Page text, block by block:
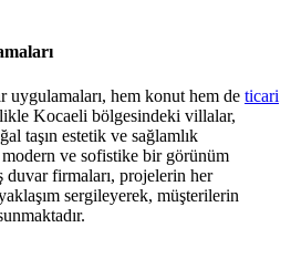
uygulamaları, hem konut hem de ticari
Kocaeli bölgesindeki villalar,
taşın estetik ve sağlamlık
ve sofistike bir görünüm
duvar firmaları, projelerin her
sergileyerek, müşterilerin